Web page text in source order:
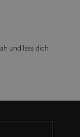
und lass dich